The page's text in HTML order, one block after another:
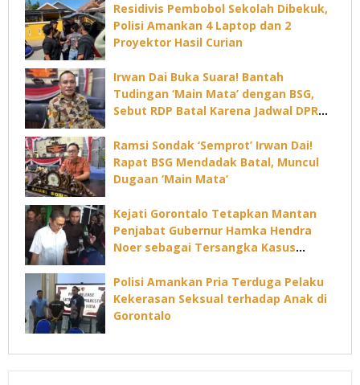
Residivis Pembobol Sekolah Dibekuk,
Polisi Amankan 4 Laptop dan 2
Proyektor Hasil Curian
Irwan Dai Buka Suara! Bantah
Tudingan ‘Main Mata’ dengan BSG,
Sebut RDP Batal Karena Jadwal DPRD
Ramsi Sondak ‘Semprot’ Irwan Dai!
Rapat BSG Mendadak Batal, Muncul
Dugaan ‘Main Mata’
Kejati Gorontalo Tetapkan Mantan
Penjabat Gubernur Hamka Hendra
Noer sebagai Tersangka Kasus
Polisi Amankan Pria Terduga Pelaku
Kekerasan Seksual terhadap Anak di
Gorontalo